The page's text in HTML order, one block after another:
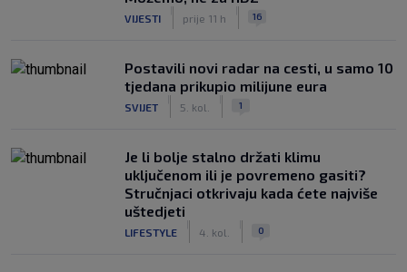
VIJESTI prije 11 h 16
Postavili novi radar na cesti, u samo 10
tjedana prikupio milijune eura
SVIJET 5. kol. 1
Je li bolje stalno držati klimu
uključenom ili je povremeno gasiti?
Stručnjaci otkrivaju kada ćete najviše
uštedjeti
LIFESTYLE 4. kol. 0